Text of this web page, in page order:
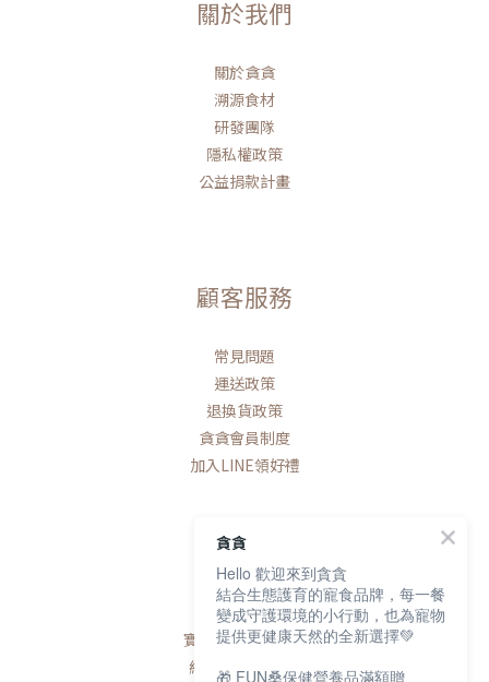
關於我們
關於貪貪
溯源食材
研發團隊
隱私權政策
公益捐款計畫
顧客服務
常見問題
運送政策
退換貨政策
貪貪會員制度
加入LINE領好禮
聯絡我們
寶研生技有限公司
統編 / 83163768
貪貪
Hello 歡迎來到貪貪
結合生態護育的寵食品牌，每一餐
變成守護環境的小行動，也為寵物
提供更健康天然的全新選擇💚
🎁 FUN桑保健營養品滿額贈